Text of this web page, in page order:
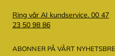
Ring vår AI kundservice. 00 47
23 50 98 86
ABONNER PÅ VÅRT